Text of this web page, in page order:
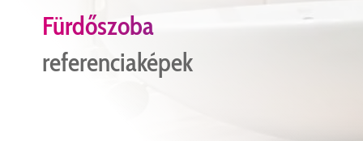
Fürdőszoba
referenciaképek